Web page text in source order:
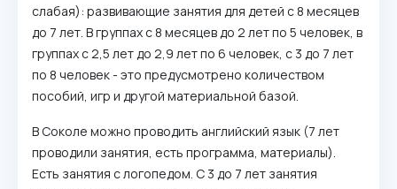
слабая): развивающие занятия для детей с 8 месяцев
до 7 лет. В группах с 8 месяцев до 2 лет по 5 человек, в
группах с 2,5 лет до 2,9 лет по 6 человек, с 3 до 7 лет
по 8 человек - это предусмотрено количеством
пособий, игр и другой материальной базой.
В Соколе можно проводить английский язык (7 лет
проводили занятия, есть программа, материалы).
Есть занятия с логопедом. С 3 до 7 лет занятия